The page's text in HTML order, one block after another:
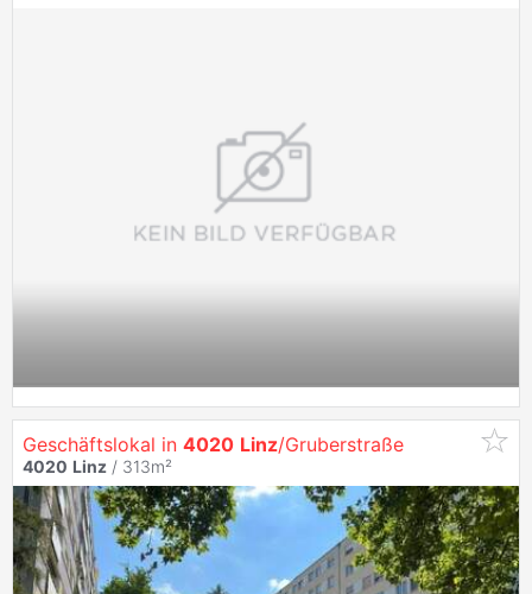
Geschäftslokal in 4020 Linz/Gruberstraße
4020 Linz / 313m²